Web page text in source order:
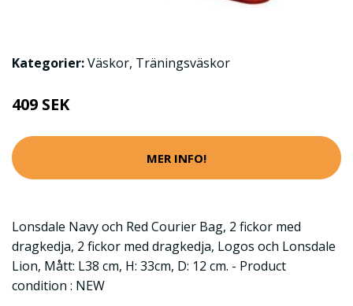
Kategorier:Väskor, Träningsväskor
409 SEK
MER INFO!
Lonsdale Navy och Red Courier Bag, 2 fickor med
dragkedja, 2 fickor med dragkedja, Logos och Lonsdale
Lion, Mått: L38 cm, H: 33cm, D: 12 cm. - Product
condition : NEW